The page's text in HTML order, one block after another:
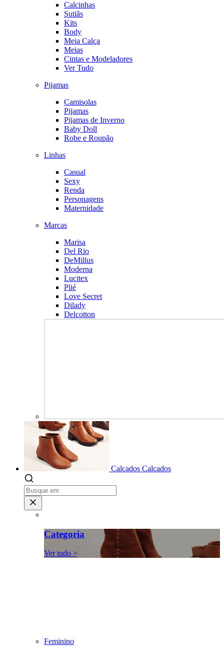
Calcinhas
Sutiãs
Kits
Body
Meia Calça
Meias
Cintas e Modeladores
Ver Tudo
Pijamas
Camisolas
Pijamas
Pijamas de Inverno
Baby Doll
Robe e Roupão
Linhas
Casual
Sexy
Renda
Personagens
Maternidade
Marcas
Marisa
Del Rio
DeMillus
Moderna
Lucitex
Plié
Love Secret
Dilady
Delcotton
Calçados Calçados
Categoria
Ver tudo >
Feminino